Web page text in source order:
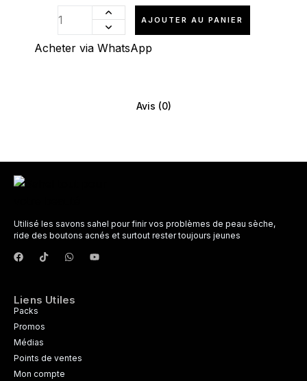
AJOUTER AU PANIER
Acheter via WhatsApp
Avis (0)
Utilisé les savons sahel pour finir vos problèmes de peau sèche,
ride des boutons acnés et surtout rester toujours jeunes
Liens Utiles
Packs
Promos
Médias
Points de ventes
Mon compte